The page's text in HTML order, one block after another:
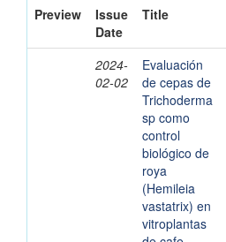
Preview
Issue
Date
Title
2024-
02-02
Evaluación
de cepas de
Trichoderma
sp como
control
biológico de
roya
(Hemileia
vastatrix) en
vitroplantas